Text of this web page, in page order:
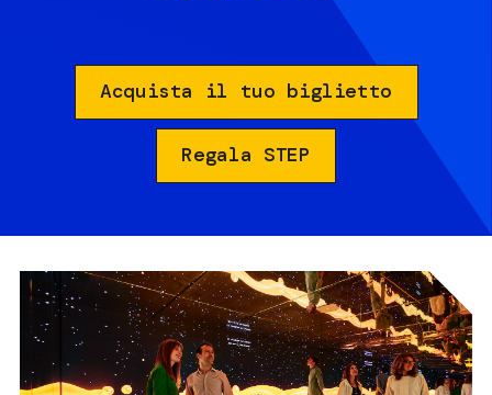
Acquista il tuo biglietto
Regala STEP